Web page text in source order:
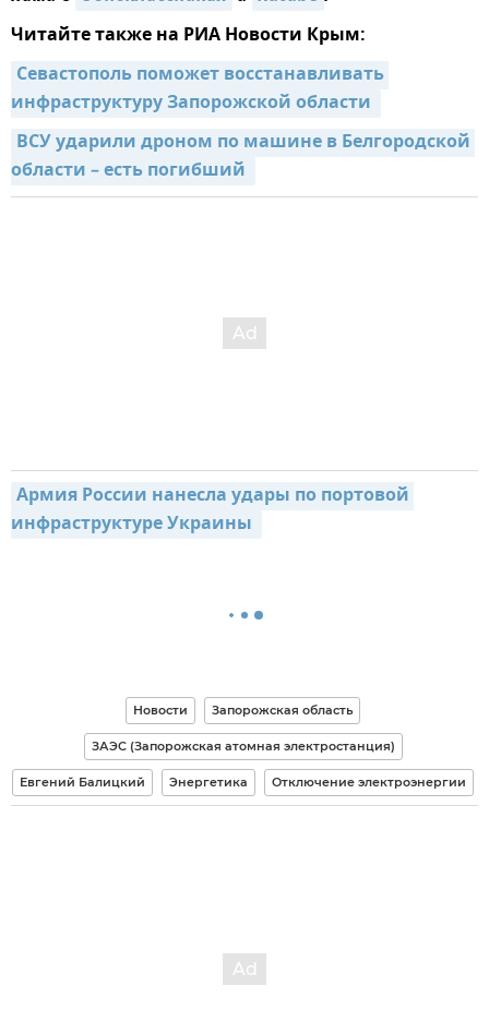
Читайте также на РИА Новости Крым:
Севастополь поможет восстанавливать
инфраструктуру Запорожской области
ВСУ ударили дроном по машине в Белгородской
области – есть погибший
Армия России нанесла удары по портовой
инфраструктуре Украины
Новости Запорожская область
ЗАЭС (Запорожская атомная электростанция)
Евгений Балицкий Энергетика Отключение электроэнергии